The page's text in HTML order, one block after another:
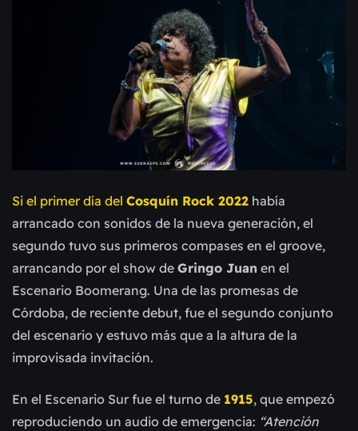
Si el primer día del Cosquín Rock 2022 había
arrancado con sonidos de la nueva generación, el
segundo tuvo sus primeros compases en el groove,
arrancando por el show de Gringo Juan en el
Escenario Boomerang. Una de las promesas de
Córdoba, de reciente debut, fue el segundo conjunto
del escenario y estuvo más que a la altura de la
improvisada invitación.
En el Escenario Sur fue el turno de 1915, que empezó
reproduciendo un audio de emergencia: “Atención